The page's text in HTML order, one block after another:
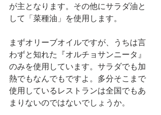
が主となります。その他にサラダ油と
して「菜種油」を使用します。
まずオリーブオイルですが、うちは言
わずと知れた『オルチョサンニータ』
のみを使用しています。サラダでも加
熱でもなんでもですよ。多分そこまで
使用しているレストランは全国でもあ
まりないのではないでしょうか。